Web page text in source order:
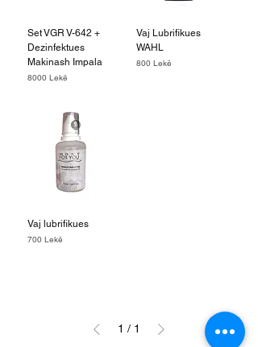
Set VGR V-642 +
Dezinfektues
Makinash Impala
Price
8000 Lekë
Vaj Lubrifikues
WAHL
Price
800 Lekë
Vaj lubrifikues
Price
700 Lekë
1 / 1